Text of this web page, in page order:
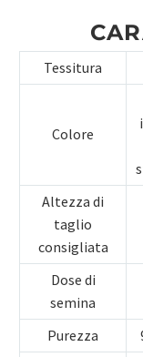
Tessitura
Colore
Altezza di
taglio
consigliata
Dose di
semina
Purezza